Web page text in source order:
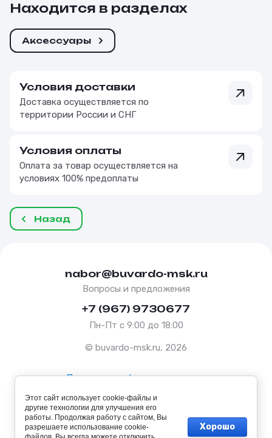
Находится в разделах
Аксессуары
Условия доставки
Доставка осуществляется по
территории России и СНГ
Условия оплаты
Оплата за товар осуществляется на
условиях 100% предоплаты
Назад
nabor@buvardo-msk.ru
Вопросы и предложения
+7 (967) 9730677
Пн-Пт с 9:00 до 18:00
© buvardo-msk.ru, 2026
Политика конфиденциальности
Оферта
Этот сайт использует cookie-файлы и
другие технологии для улучшения его
работы. Продолжая работу с сайтом, Вы
разрешаете использование cookie-
Хорошо